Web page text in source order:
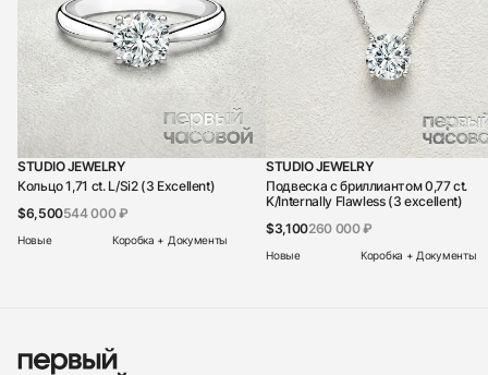
STUDIO JEWELRY
Кольцо 1,71 ct. L/Si2 (3 Excellent)
$6,500544 000 ₽
Новые Коробка + Документы
STUDIO JEWELRY
Подвеска с бриллиантом 0,77 ct.
K/Internally Flawless (3 excellent)
$3,100260 000 ₽
Новые Коробка + Документы